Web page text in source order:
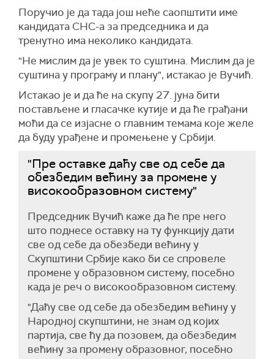
Поручио је да тада још неће саопштити име
кандидата СНС-а за председника и да
тренутно има неколико кандидата.
"Не мислим да је увек то суштина. Мислим да је
суштина у програму и плану", истакао је Вучић.
Истакао је и да ће на скупу 27. јуна бити
постављене и гласачке кутије и да ће грађани
моћи да се изјасне о главним темама које желе
да буду урађене и промењене у Србији.
"Пре оставке даћу све од себе да
обезбедим већину за промене у
високообразовном систему"
Председник Вучић каже да ће пре него
што поднесе оставку на ту функцију дати
све од себе да обезбеди већину у
Скупштини Србије како би се спровеле
промене у образовном систему, посебно
када је реч о високообразовном систему.
"Даћу све од себе да обезбедим већину у
Народној скупштини, не знам од којих
партија, све ћу да позовем, да обезбедим
већину за промену образовног, посебно